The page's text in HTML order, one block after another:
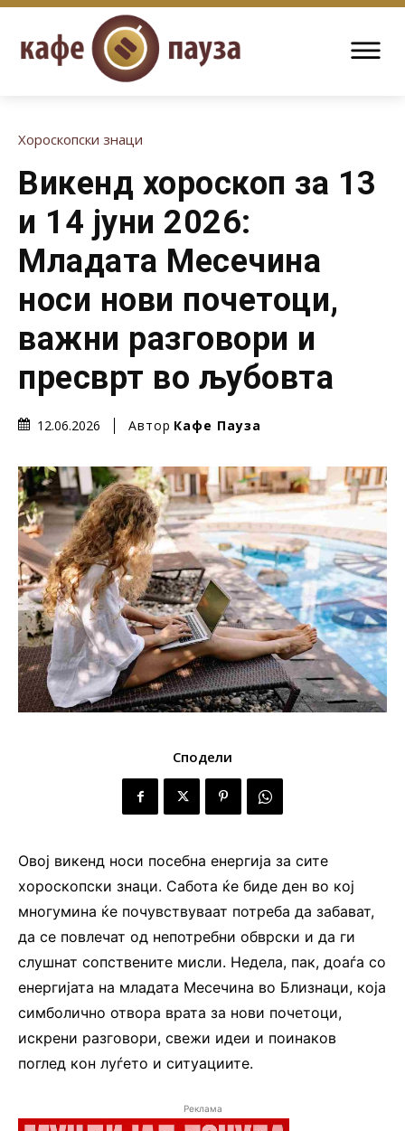
Хороскопски знаци
Викенд хороскоп за 13
и 14 јуни 2026:
Младата Месечина
носи нови почетоци,
важни разговори и
пресврт во љубовта
12.06.2026 Автор Кафе Пауза
Сподели
Овој викенд носи посебна енергија за сите
хороскопски знаци. Сабота ќе биде ден во кој
многумина ќе почувствуваат потреба да забават,
да се повлечат од непотребни обврски и да ги
слушнат сопствените мисли. Недела, пак, доаѓа со
енергијата на младата Месечина во Близнаци, која
симболично отвора врата за нови почетоци,
искрени разговори, свежи идеи и поинаков
поглед кон луѓето и ситуациите.
Реклама